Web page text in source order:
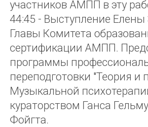
участников АМПП в эту
44:45 - Выступление Елены
Главы Комитета
сертификации АМПП.
программы
переподготовки "Теория и
Музыкальной
кураторством Ганса
Фойгта.